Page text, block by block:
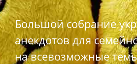
Большой собрание
анекдотов для
на всевозможные